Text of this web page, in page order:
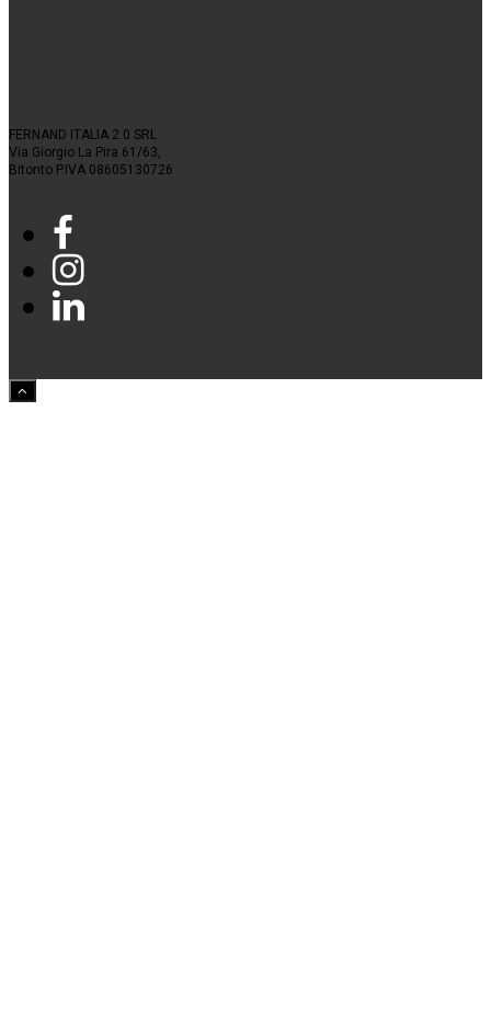
FERNAND ITALIA 2.0 SRL
Via Giorgio La Pira 61/63,
Bitonto P.IVA 08605130726